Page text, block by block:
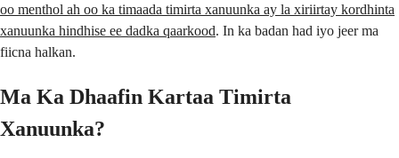
oo menthol ah oo ka timaada timirta xanuunka ay la xiriirtay kordhinta
xanuunka hindhise ee dadka qaarkood. In ka badan had iyo jeer ma
fiicna halkan.
Ma Ka Dhaafin Kartaa Timirta
Xanuunka?